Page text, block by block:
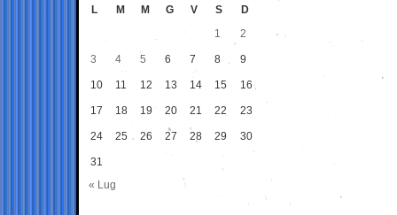
L M M G V S
D
1
2
3 4 5 6 7 8 9
10 11 12 13 14 15 16
17 18 19 20 21 22 23
24 25 26 27 28 29 30
31
« Lug